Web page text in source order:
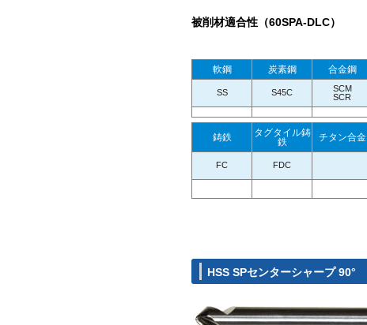
被削材適合性（60SPA-DLC）
軟鋼 炭素鋼 合金鋼
SS S45C
SCM
SCR
鋳鉄
タグタイル鋳
鉄
チタン合金
FC FDC
HSS SPセンターシャープ 90°